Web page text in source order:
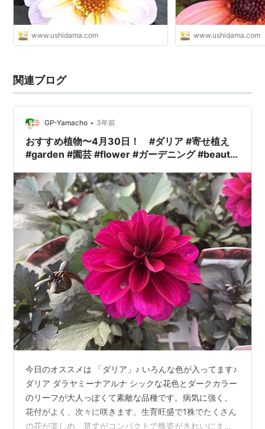
www.ushidama.com www.ushidama.com
関連ブログ
GP-Yamacho • 3年前
おすすめ植物〜4月30日！ #ダリア #寄せ植え
#garden #園芸 #flower #ガーデニング #beauty
ア
今日のオススメは 「ダリア」♪ いろんな色が入ってます♪
ダリア ダラヤミーナアルナ シックな花色とダークカラー
のリーフが大人っぽくて素敵な品種です。病気に強く、
花付がよく、次々に咲きます。生育旺盛で1株でたくさん
の花が楽しめ、草丈がコンパクトで株姿がきれいにまと